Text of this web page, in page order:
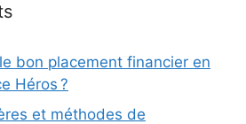
bon placement financier en
Héros ?
et méthodes de